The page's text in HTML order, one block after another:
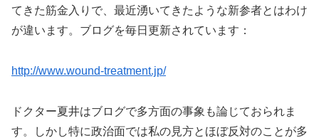
てきた筋金入りで、最近湧いてきたような新参者とはわけ
が違います。ブログを毎日更新されています：
http://www.wound-treatment.jp/
ドクター夏井はブログで多方面の事象も論じておられま
す。しかし特に政治面では私の見方とほぼ反対のことが多